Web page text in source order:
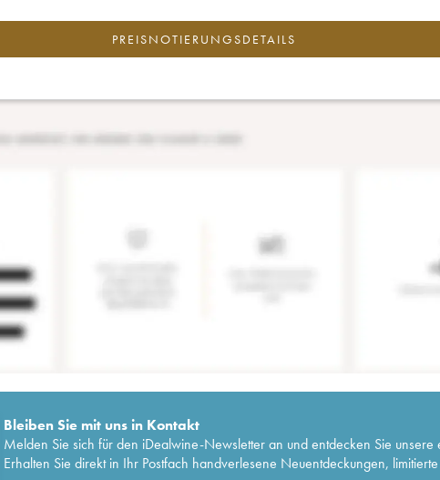
PREISNOTIERUNGSDETAILS
Bleiben Sie mit uns in Kontakt
Melden Sie sich für den iDealwine-Newsletter an und entdecken Sie unsere
Erhalten Sie direkt in Ihr Postfach handverlesene Neuentdeckungen,